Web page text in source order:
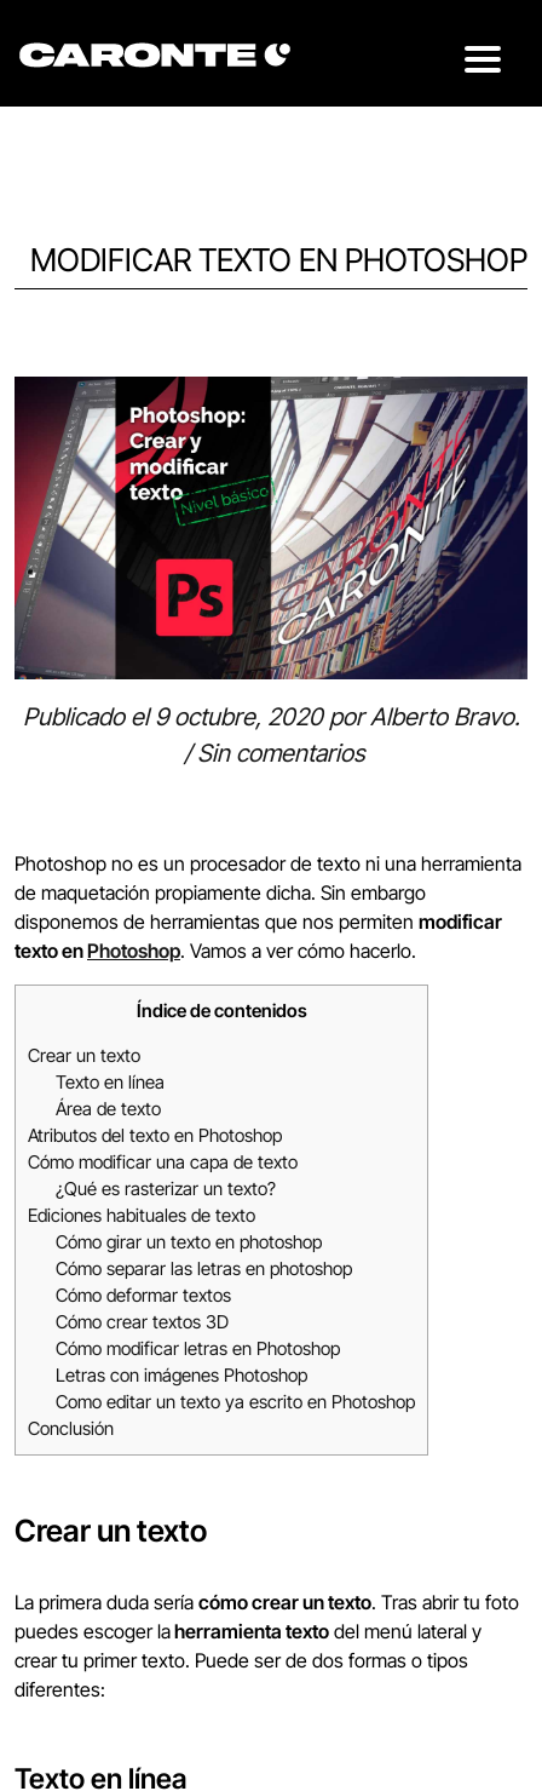
MODIFICAR TEXTO EN PHOTOSHOP
Publicado el9 octubre, 2020porAlberto Bravo.
/Sin comentarios
Photoshop no es un procesador de texto ni una herramienta
de maquetación propiamente dicha. Sin embargo
disponemos de herramientas que nos permiten modificar
texto enPhotoshop. Vamos a ver cómo hacerlo.
Índice de contenidos
Crear un texto
Texto en línea
Área de texto
Atributos del texto en Photoshop
Cómo modificar una capa de texto
¿Qué es rasterizar un texto?
Ediciones habituales de texto
Cómo girar un texto en photoshop
Cómo separar las letras en photoshop
Cómo deformar textos
Cómo crear textos 3D
Cómo modificar letras en Photoshop
Letras con imágenes Photoshop
Como editar un texto ya escrito en Photoshop
Conclusión
Crear un texto
La primera duda sería cómo crear un texto. Tras abrir tu foto
puedes escoger laherramienta texto del menú lateral y
crear tu primer texto. Puede ser de dos formas o tipos
diferentes:
Texto en línea